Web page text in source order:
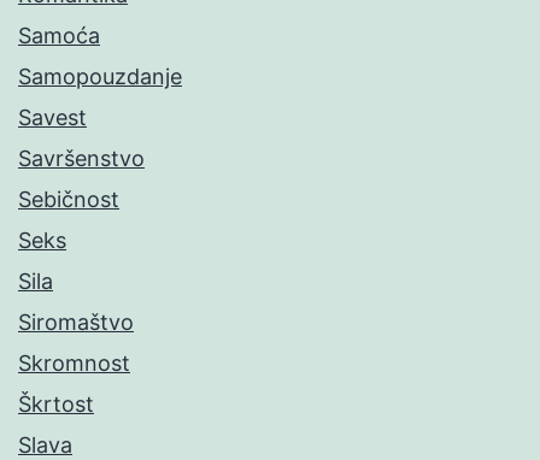
Samoća
Samopouzdanje
Savest
Savršenstvo
Sebičnost
Seks
Sila
Siromaštvo
Skromnost
Škrtost
Slava